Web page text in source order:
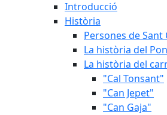
Introducció
Història
Persones de
La història del
La història del
"Cal Tonsant"
"Can Jepet"
"Can Gaja"